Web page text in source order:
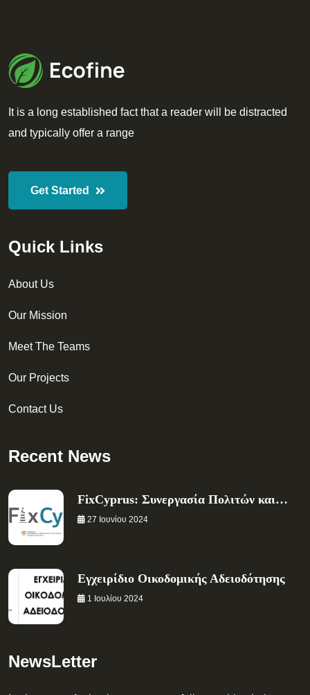
It is a long established fact that a reader will be distracted
and typically offer a range
Get Started
Quick Links
About Us
Our Mission
Meet The Teams
Our Projects
Contact Us
Recent News
FixCyprus: Συνεργασία Πολιτών και…
27 Ιουνίου 2024
Εγχειρίδιο Οικοδομικής Αδειοδότησης
1 Ιουλίου 2024
NewsLetter